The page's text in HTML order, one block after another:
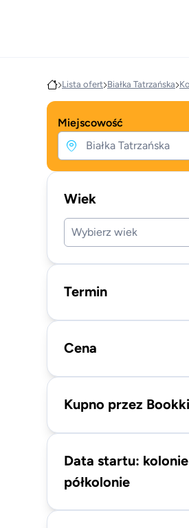
Lista ofert Białka Tatrzańska
Miejscowość
Wiek
Wybierz wiek
Termin
Cena
Kupno przez
Data startu:
półkolonie